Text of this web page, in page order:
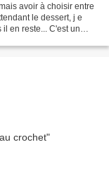
avoir à choisir entre
le dessert, j e
en reste... C'est un